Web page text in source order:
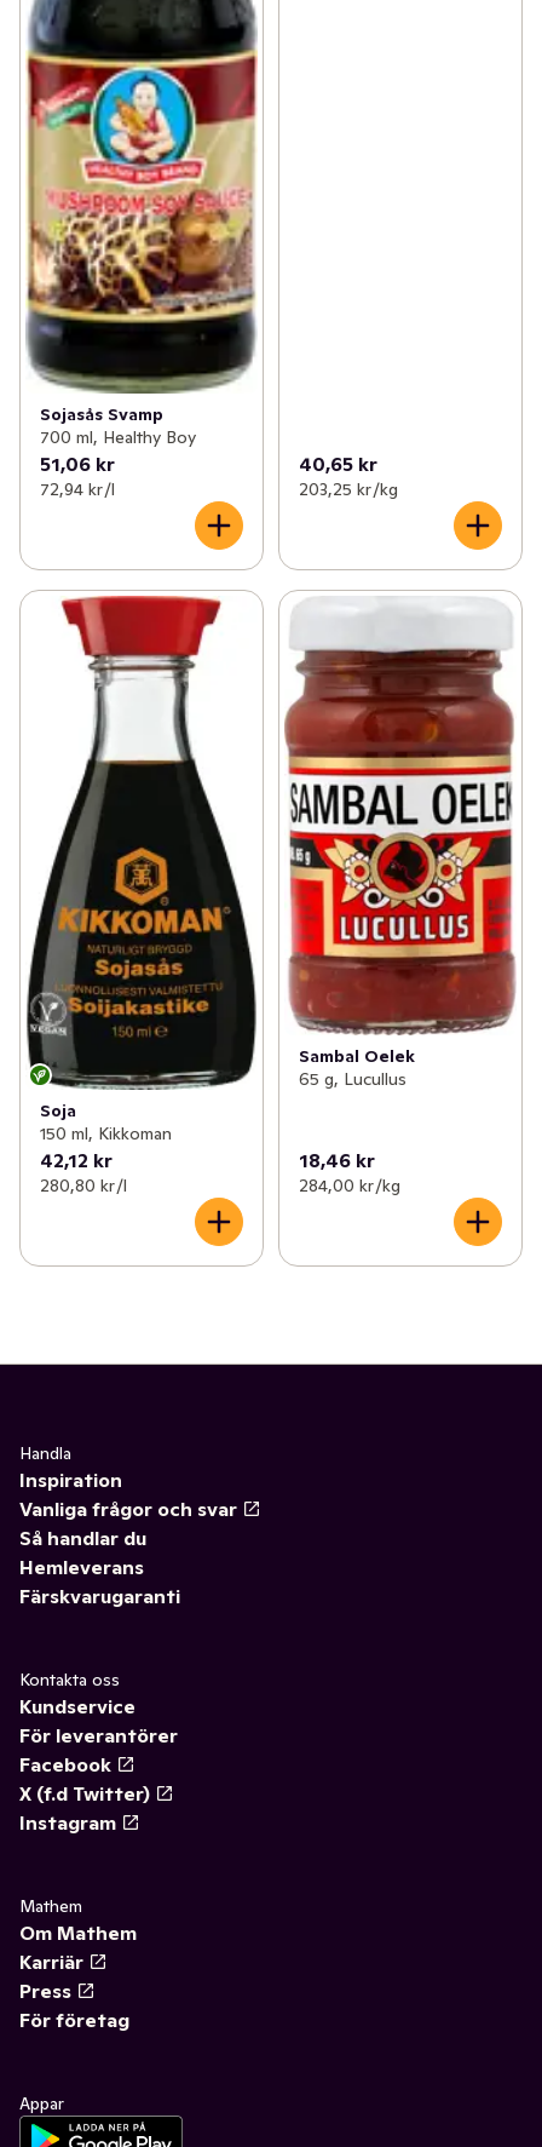
Sojasås Svamp
700 ml, Healthy Boy
51,06 kr
72,94 kr /l
40,65 kr
203,25 kr /kg
Soja
150 ml, Kikkoman
42,12 kr
280,80 kr /l
Sambal Oelek
65 g, Lucullus
18,46 kr
284,00 kr /kg
Handla
Inspiration
Vanliga frågor och svar
Så handlar du
Hemleverans
Färskvarugaranti
Kontakta oss
Kundservice
För leverantörer
Facebook
X (f.d Twitter)
Instagram
Mathem
Om Mathem
Karriär
Press
För företag
Appar